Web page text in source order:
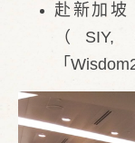
赴新加坡
（SIY,
「